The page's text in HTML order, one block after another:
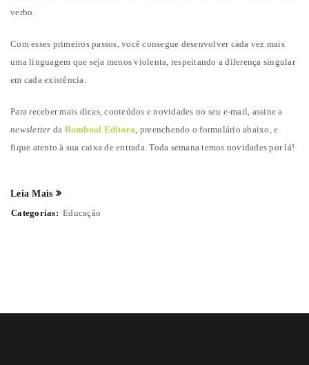
verbo.
Com esses primeiros passos, você consegue desenvolver cada vez mais
uma linguagem que seja menos violenta, respeitando a diferença singular
em cada existência.
Para receber mais dicas, conteúdos e novidades no seu e-mail, assine a
newsletter da Bambual Editora , preenchendo o formulário abaixo, e
fique atento à sua caixa de entrada. Toda semana temos novidades por lá!
Leia Mais
Categorias: Educação